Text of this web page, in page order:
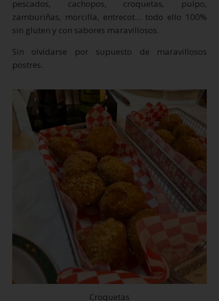
pescados, cachopos, croquetas, pulpo,
zamburiñas, morcilla, entrecot… todo ello 100%
sin gluten y con sabores maravillosos.
Sin olvidarse por supuesto de maravillosos
postres.
Croquetas